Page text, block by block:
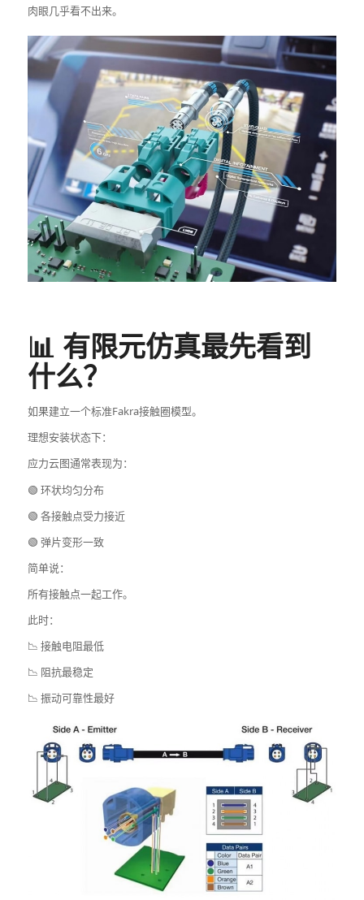
肉眼几乎看不出来。
📊 有限元仿真最先看到
什么？
如果建立一个标准Fakra接触圈模型。
理想安装状态下：
应力云图通常表现为：
🟢 环状均匀分布
🟢 各接触点受力接近
🟢 弹片变形一致
简单说：
所有接触点一起工作。
此时：
📉 接触电阻最低
📉 阻抗最稳定
📉 振动可靠性最好